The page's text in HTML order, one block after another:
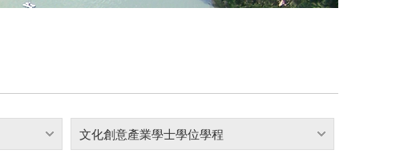
文化創意產業學士學位學程